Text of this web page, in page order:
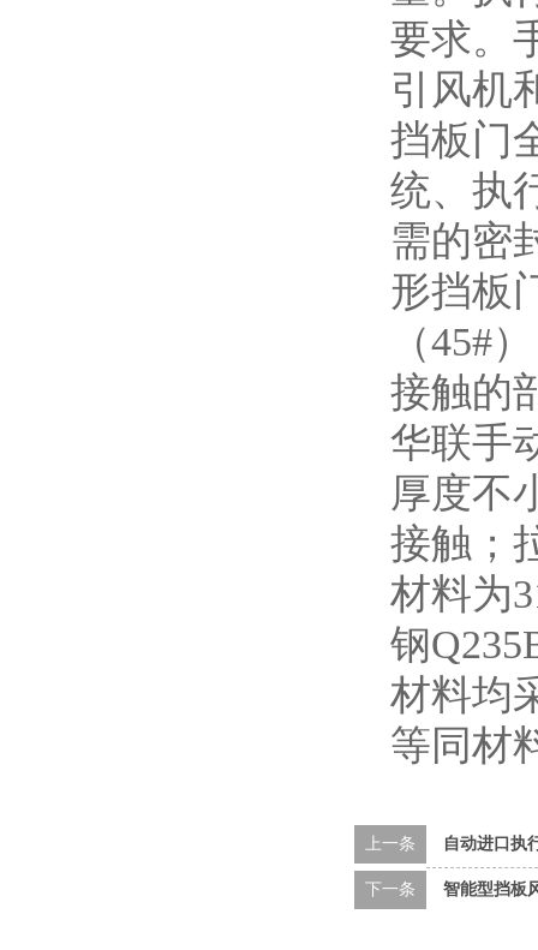
要求。
引风机
挡板门
统、执
需的密
形挡板
（45#
接触的
华联手
厚度不
接触；
材料为
钢
材料均
等同材
上一条 自动进口执
下一条 智能型挡板